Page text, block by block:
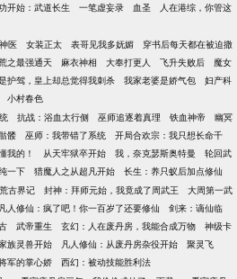
开始：武道长生 一笔虚妄录 血圣
人在港综，你管这
医 女装正太 表哥见我多妩媚
穿书后每天都在被迫撒
之最强通天 麻衣神相 大奉打更人 飞升失败后
魔女
护驾，皇上却总觉得我刺杀 我家老婆是娇气包
妇产科
小村春色
抗战：浴血太行侧 巫师追逐着真理 铁血神帝
幽冥
髅 巫师：我带错了系统
开局合欢宗：我只想长命千
我的！ 从天牢狱卒开始 我，奈克瑟斯奥特曼
轮回武
一下 猎魔人之从超凡开始 长生：养只蚁后加点修仙
古界记 封神：拜师元始，我竟成了周武王
大周第一武
凡人修仙：疯了吧！你一百岁了还要修仙
剑来：谪仙临
武帝重生 玄幻：人在废丹房，我能合成万物
神级卡
族灵兽开始 凡人修仙：从废丹房杂役开始
聚灵飞
军的掌心娇
西幻：被动技能胜利法